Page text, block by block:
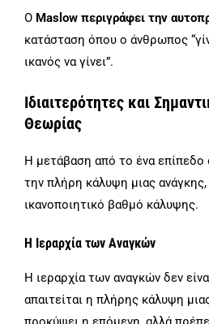
Ο Maslow περιγράφει την
κατάσταση όπου ο άνθρωπος
ικανός να γίνει”.
Ιδιαιτερότητες και
Θεωρίας
Η μετάβαση από το ένα επίπεδο
την πλήρη κάλυψη μιας ανάγκης,
ικανοποιητικό βαθμό κάλυψης.
Η Ιεραρχία των Αναγκών
Η ιεραρχία των αναγκών δεν
απαιτείται η πλήρης κάλυψη